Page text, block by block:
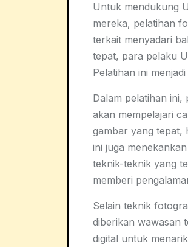
Untuk mendukung
mereka, pelatihan
terkait menyadari
tepat, para pelaku
Pelatihan ini
Dalam pelatihan
akan mempelajari
gambar yang tepat,
ini juga
teknik-teknik yang
memberi
Selain teknik
diberikan wawasan
digital untuk